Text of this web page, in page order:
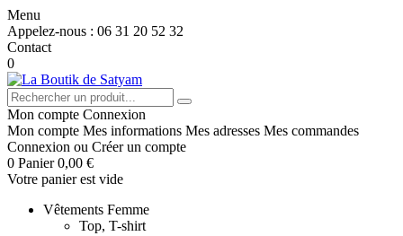
Menu
Appelez-nous : 06 31 20 52 32
Contact
0
Mon compte Connexion
Mon compte Mes informations Mes adresses Mes commandes
Connexion ou Créer un compte
0 Panier 0,00 €
Votre panier est vide
Vêtements Femme
Top, T-shirt